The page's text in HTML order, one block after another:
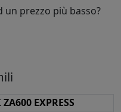
prezzo più basso?
ZA600 EXPRESS